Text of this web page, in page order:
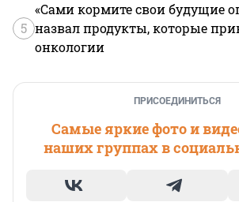
5
«Сами кормите свои будущие
назвал продукты, которые
онкологии
ПРИСОЕДИНИТЬСЯ
Самые яркие фото и
наших группах в